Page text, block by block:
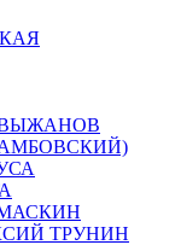
ВЫЖАНОВ
ТРУНИН